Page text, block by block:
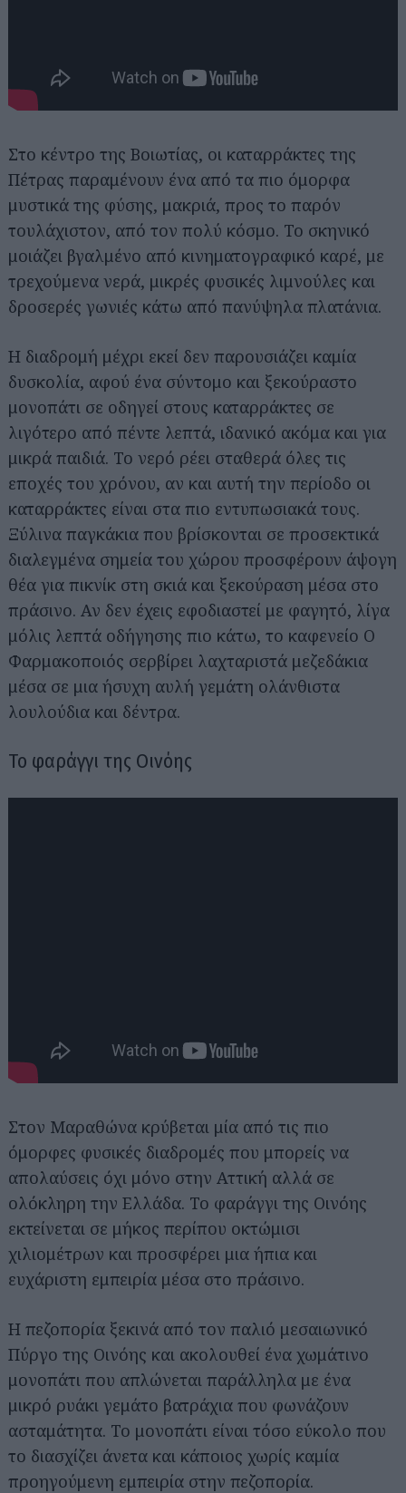
Στο κέντρο της Βοιωτίας, οι καταρράκτες της
Πέτρας παραμένουν ένα από τα πιο όμορφα
μυστικά της φύσης, μακριά, προς το παρόν
τουλάχιστον, από τον πολύ κόσμο. Το σκηνικό
μοιάζει βγαλμένο από κινηματογραφικό καρέ, με
τρεχούμενα νερά, μικρές φυσικές λιμνούλες και
δροσερές γωνιές κάτω από πανύψηλα πλατάνια.
Η διαδρομή μέχρι εκεί δεν παρουσιάζει καμία
δυσκολία, αφού ένα σύντομο και ξεκούραστο
μονοπάτι σε οδηγεί στους καταρράκτες σε
λιγότερο από πέντε λεπτά, ιδανικό ακόμα και για
μικρά παιδιά. Το νερό ρέει σταθερά όλες τις
εποχές του χρόνου, αν και αυτή την περίοδο οι
καταρράκτες είναι στα πιο εντυπωσιακά τους.
Ξύλινα παγκάκια που βρίσκονται σε προσεκτικά
διαλεγμένα σημεία του χώρου προσφέρουν άψογη
θέα για πικνίκ στη σκιά και ξεκούραση μέσα στο
πράσινο. Αν δεν έχεις εφοδιαστεί με φαγητό, λίγα
μόλις λεπτά οδήγησης πιο κάτω, το καφενείο Ο
Φαρμακοποιός σερβίρει λαχταριστά μεζεδάκια
μέσα σε μια ήσυχη αυλή γεμάτη ολάνθιστα
λουλούδια και δέντρα.
Το φαράγγι της Οινόης
Στον Μαραθώνα κρύβεται μία από τις πιο
όμορφες φυσικές διαδρομές που μπορείς να
απολαύσεις όχι μόνο στην Αττική αλλά σε
ολόκληρη την Ελλάδα. Το φαράγγι της Οινόης
εκτείνεται σε μήκος περίπου οκτώμισι
χιλιομέτρων και προσφέρει μια ήπια και
ευχάριστη εμπειρία μέσα στο πράσινο.
Η πεζοπορία ξεκινά από τον παλιό μεσαιωνικό
Πύργο της Οινόης και ακολουθεί ένα χωμάτινο
μονοπάτι που απλώνεται παράλληλα με ένα
μικρό ρυάκι γεμάτο βατράχια που φωνάζουν
ασταμάτητα. Το μονοπάτι είναι τόσο εύκολο που
το διασχίζει άνετα και κάποιος χωρίς καμία
προηγούμενη εμπειρία στην πεζοπορία.